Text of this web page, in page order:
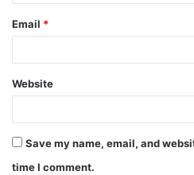
Email *
Website
Save my name, email, and
time I comment.